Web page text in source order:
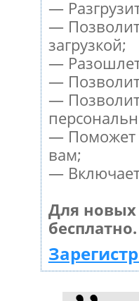
—
—
загрузкой;
—
—
—
— Поможет
вам;
—
Для новых
бесплатно.